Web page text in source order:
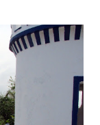
Á procura de
até não me
que pediam por
não entenderia
ceguei. E errei.